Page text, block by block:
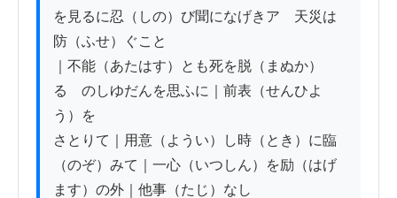
を見るに忍（しの）び聞になげきアゝ天災は
防（ふせ）ぐこと
｜不能（あたはす）とも死を脱（まぬか）
るゝのしゆだんを思ふに｜前表（せんひよ
う）を
さとりて｜用意（ようい）し時（とき）に臨
（のぞ）みて｜一心（いつしん）を励（はげ
ます）の外｜他事（たじ）なし